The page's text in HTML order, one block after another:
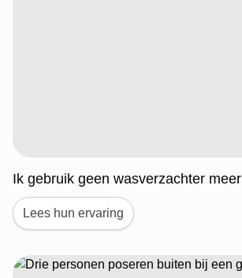
Ik gebruik geen wasverzachter meer
Lees hun ervaring